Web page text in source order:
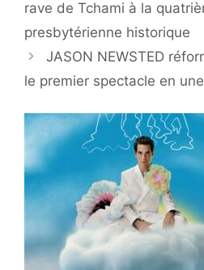
rave de Tchami à la
presbytérienne historique
JASON NEWSTED
le premier spectacle en